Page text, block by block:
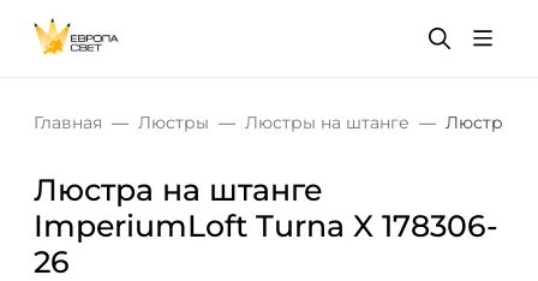
Главная Люстры Люстры на штанге Люстра
Люстра на штанге
ImperiumLoft Turna X 178306-
26